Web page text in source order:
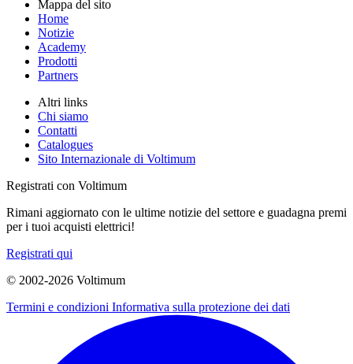
Mappa del sito
Home
Notizie
Academy
Prodotti
Partners
Altri links
Chi siamo
Contatti
Catalogues
Sito Internazionale di Voltimum
Registrati con Voltimum
Rimani aggiornato con le ultime notizie del settore e guadagna premi
per i tuoi acquisti elettrici!
Registrati qui
© 2002-2026 Voltimum
Termini e condizioni Informativa sulla protezione dei dati